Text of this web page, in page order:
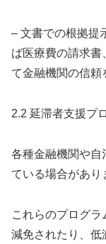
– 文書での根拠提
ば医療費の請求書
て金融機関の信頼
2.2 延滞者支援プ
各種金融機関や自
ている場合があり
これらのプログ
減免されたり、低